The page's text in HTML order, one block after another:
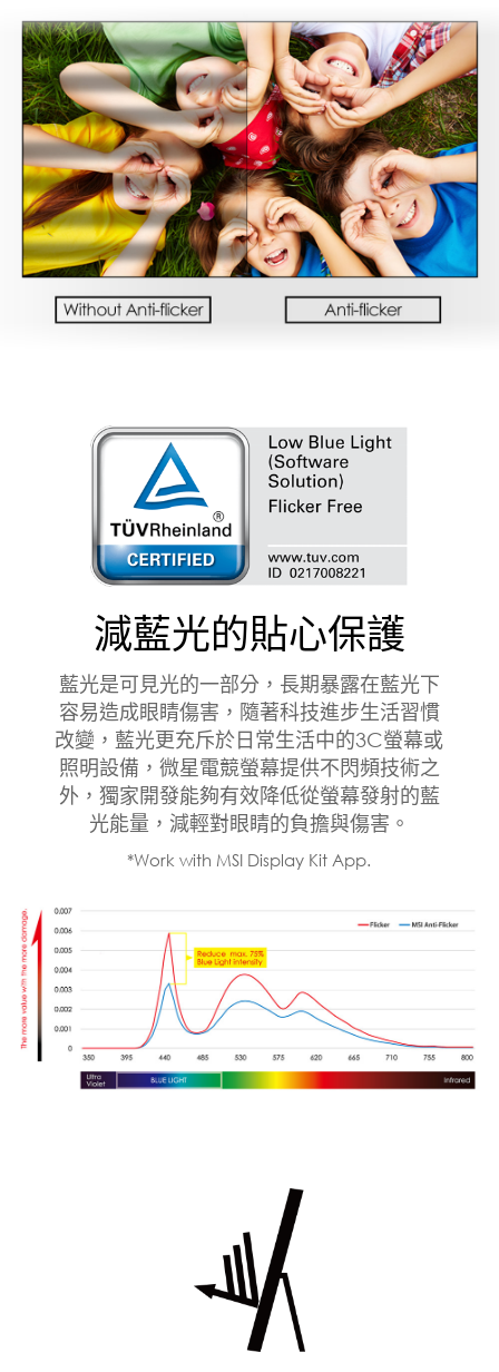
減藍光的貼心保護
藍光是可見光的一部分，長期暴露在藍光下
容易造成眼睛傷害，隨著科技進步生活習慣
改變，藍光更充斥於日常生活中的3C螢幕或
照明設備，微星電競螢幕提供不閃頻技術之
外，獨家開發能夠有效降低從螢幕發射的藍
光能量，減輕對眼睛的負擔與傷害。
*Work with MSI Display Kit App.